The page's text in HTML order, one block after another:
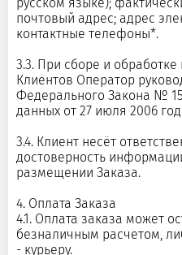
почтовый адрес; адрес
контактные телефоны*.
3.3. При сборе и
Клиентов Оператор
Федерального Закона №
данных от 27 июля 2006
3.4. Клиент несёт
достоверность
размещении Заказа.
4. Оплата Заказа
4.1. Оплата заказа может
безналичным расчетом,
- курьеру.